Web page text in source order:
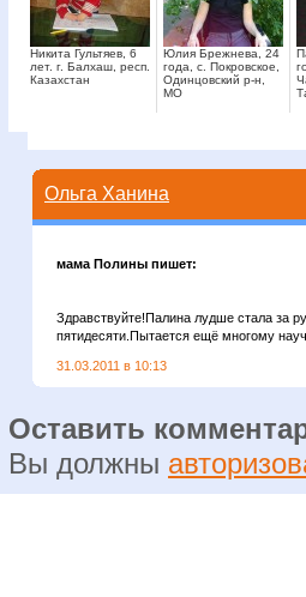
Никита Гультяев, 6
лет. г. Балхаш, респ.
Казахстан
Юлия Брежнева, 24
года, с. Покровское,
Одинцовский р-н,
МО
Ольга Ханина
мама Полины пишет:
Здравствуйте!Палина лудше стала за
пятидесяти.Пытается ещё многому
31.03.2011 в 10:13
Оставить
Вы должны